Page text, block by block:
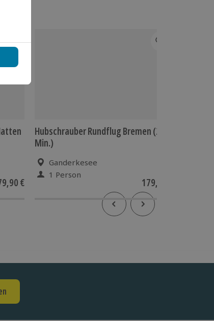
€
Hubschrauber Rundflug Bremen (20
Min.)
Ganderkesee
1 Person
179,90 €